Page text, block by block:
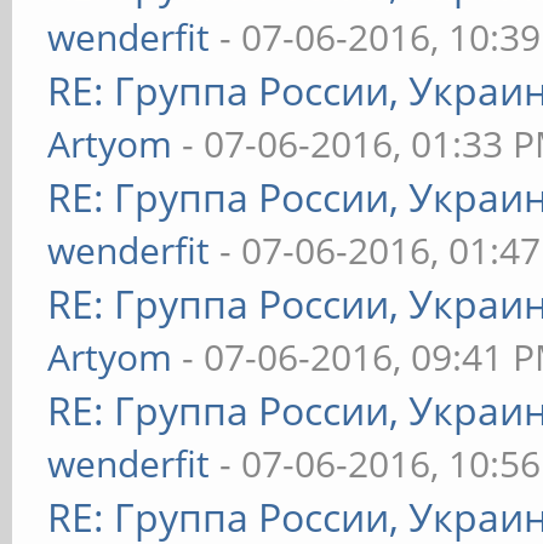
wenderfit - 07-06-2016,
RE: Группа России,
Artyom - 07-06-2016, 01:33
RE: Группа России,
wenderfit - 07-06-2016,
RE: Группа России,
Artyom - 07-06-2016, 09:41
RE: Группа России,
wenderfit - 07-06-2016,
RE: Группа России,